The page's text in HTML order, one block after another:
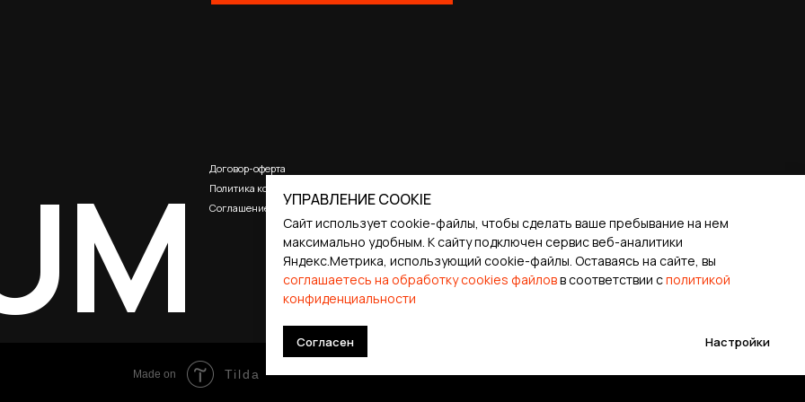
УПРАВЛЕНИЕ COOKIE
Сайт использует cookie-файлы, чтобы сделать ваше пребывание на нем
максимально удобным. К cайту подключен сервис веб-аналитики
Яндекс.Метрика, использующий cookie-файлы. Оставаясь на сайте, вы
соглашаетесь на обработку cookies файловв соответствии сполитикой
конфиденциальности
Согласен Настройки
Made on Tilda